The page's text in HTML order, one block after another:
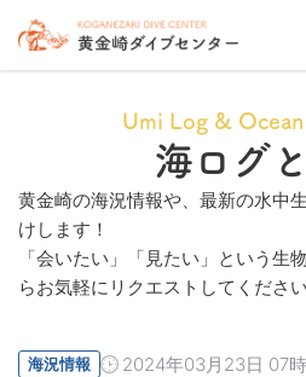
Umi Log &
海ログ
黄金崎の海況情報や、最新の水中
けします！
「会いたい」「見たい」という生
らお気軽にリクエストしてください
海況情報 2024年03月23日 07